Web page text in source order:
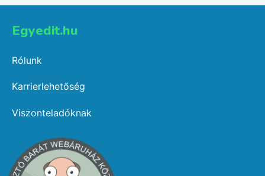
Egyedit.hu
Rólunk
Karrierlehetőség
Viszonteladóknak